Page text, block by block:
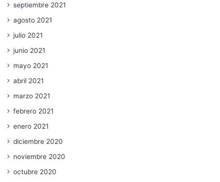
septiembre 2021
agosto 2021
julio 2021
junio 2021
mayo 2021
abril 2021
marzo 2021
febrero 2021
enero 2021
diciembre 2020
noviembre 2020
octubre 2020